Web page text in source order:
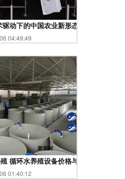
动下的中国农业新形态
04:49:49
循环水养殖设备价格与池塘工业化养
01:40:12